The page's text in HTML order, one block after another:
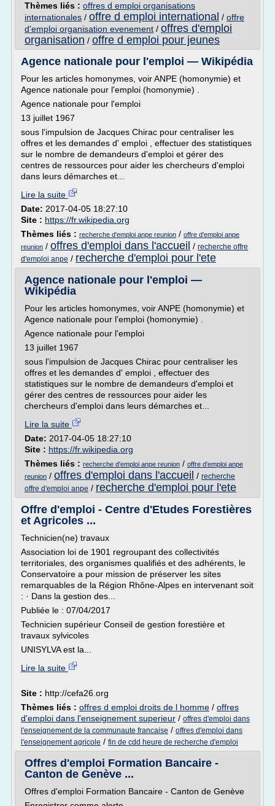
Thèmes liés : offres d emploi organisations
internationales / offre d emploi international / offre
d'emploi organisation evenement / offres d'emploi
organisation / offre d emploi pour jeunes
Agence nationale pour l'emploi — Wikipédia
Pour les articles homonymes, voir ANPE (homonymie) et
Agence nationale pour l'emploi (homonymie) .
Agence nationale pour l'emploi
13 juillet 1967
sous l'impulsion de Jacques Chirac pour centraliser les
offres et les demandes d' emploi , effectuer des statistiques
sur le nombre de demandeurs d'emploi et gérer des
centres de ressources pour aider les chercheurs d'emploi
dans leurs démarches et...
Lire la suite
Date: 2017-04-05 18:27:10
Site : https://fr.wikipedia.org
Thèmes liés : recherche d'emploi anpe reunion / offre d'emploi anpe
reunion / offres d'emploi dans l'accueil / recherche offre
d'emploi anpe / recherche d'emploi pour l'ete
Agence nationale pour l'emploi —
Wikipédia
Pour les articles homonymes, voir ANPE (homonymie) et
Agence nationale pour l'emploi (homonymie) .
Agence nationale pour l'emploi
13 juillet 1967
sous l'impulsion de Jacques Chirac pour centraliser les
offres et les demandes d' emploi , effectuer des
statistiques sur le nombre de demandeurs d'emploi et
gérer des centres de ressources pour aider les
chercheurs d'emploi dans leurs démarches et...
Lire la suite
Date: 2017-04-05 18:27:10
Site : https://fr.wikipedia.org
Thèmes liés : recherche d'emploi anpe reunion / offre d'emploi anpe
reunion / offres d'emploi dans l'accueil / recherche
offre d'emploi anpe / recherche d'emploi pour l'ete
Offre d'emploi - Centre d'Etudes Forestières
et Agricoles ...
Technicien(ne) travaux
Association loi de 1901 regroupant des collectivités
territoriales, des organismes qualifiés et des adhérents, le
Conservatoire a pour mission de préserver les sites
remarquables de la Région Rhône-Alpes en intervenant soit
: · Dans la gestion des...
Publiée le : 07/04/2017
Technicien supérieur Conseil de gestion forestière et
travaux sylvicoles
UNISYLVA est la...
Lire la suite
Site : http://cefa26.org
Thèmes liés : offres d emploi droits de l homme / offres
d'emploi dans l'enseignement superieur / offres d'emploi dans
l'enseignement de la communaute francaise / offres d'emploi dans
l'enseignement agricole / fin de cdd heure de recherche d'emploi
Offres d'emploi Formation Bancaire -
Canton de Genève ...
Offres d'emploi Formation Bancaire - Canton de Genève